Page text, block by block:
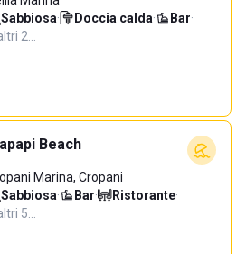
Sabbiosa· Doccia calda· Bar·
2…
Beach
Marina, Cropani
Sabbiosa· Bar· Ristorante·
5…